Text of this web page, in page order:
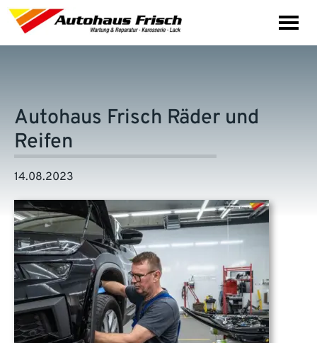
Autohaus Frisch Räder und
Reifen
14.08.2023